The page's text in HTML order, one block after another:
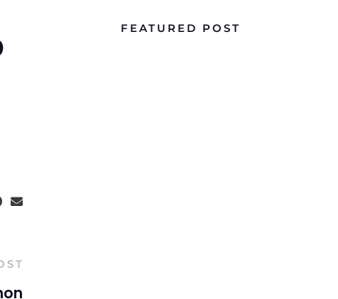
FEATURED POST